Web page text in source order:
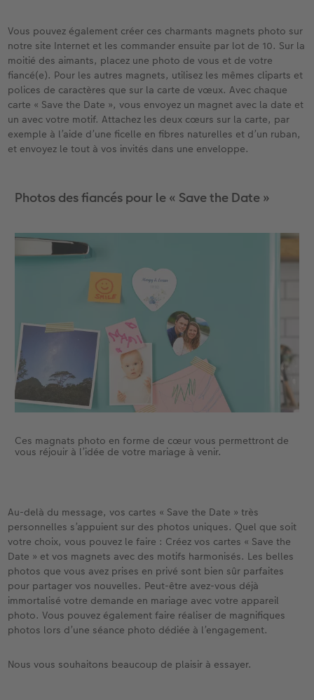
Vous pouvez également créer ces charmants magnets photo sur
notre site Internet et les commander ensuite par lot de 10. Sur la
moitié des aimants, placez une photo de vous et de votre
fiancé(e). Pour les autres magnets, utilisez les mêmes cliparts et
polices de caractères que sur la carte de vœux. Avec chaque
carte « Save the Date », vous envoyez un magnet avec la date et
un avec votre motif. Attachez les deux cœurs sur la carte, par
exemple à l’aide d’une ficelle en fibres naturelles et d’un ruban,
et envoyez le tout à vos invités dans une enveloppe.
Photos des fiancés pour le « Save the Date »
Ces magnats photo en forme de cœur vous permettront de
vous réjouir à l’idée de votre mariage à venir.
Au-delà du message, vos cartes « Save the Date » très
personnelles s’appuient sur des photos uniques. Quel que soit
votre choix, vous pouvez le faire : Créez vos cartes « Save the
Date » et vos magnets avec des motifs harmonisés. Les belles
photos que vous avez prises en privé sont bien sûr parfaites
pour partager vos nouvelles. Peut-être avez-vous déjà
immortalisé votre demande en mariage avec votre appareil
photo. Vous pouvez également faire réaliser de magnifiques
photos lors d’une séance photo dédiée à l’engagement.
Nous vous souhaitons beaucoup de plaisir à essayer.